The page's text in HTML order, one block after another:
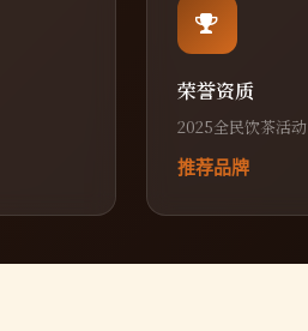
荣誉资质
2025全民饮茶活动
推荐品牌